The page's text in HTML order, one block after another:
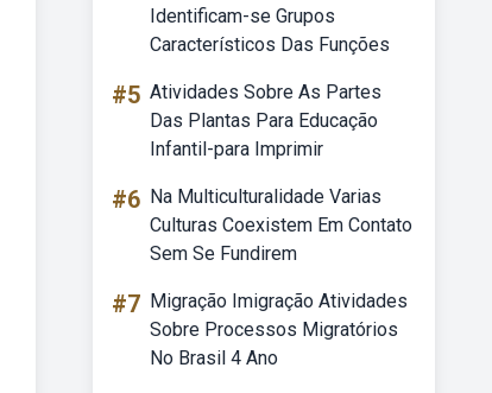
Identificam-se Grupos
Característicos Das Funções
#5 Atividades Sobre As Partes
Das Plantas Para Educação
Infantil-para Imprimir
#6 Na Multiculturalidade Varias
Culturas Coexistem Em Contato
Sem Se Fundirem
#7 Migração Imigração Atividades
Sobre Processos Migratórios
No Brasil 4 Ano